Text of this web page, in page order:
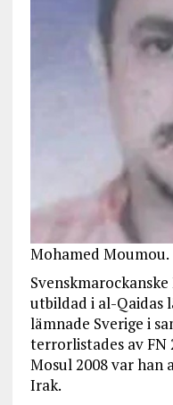
Mohamed Moumou.
utbildad i al-Qaidas
lämnade Sverige i
terrorlistades av FN
Mosul 2008 var han
Irak.